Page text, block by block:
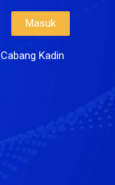
Masuk
Cabang Kadin